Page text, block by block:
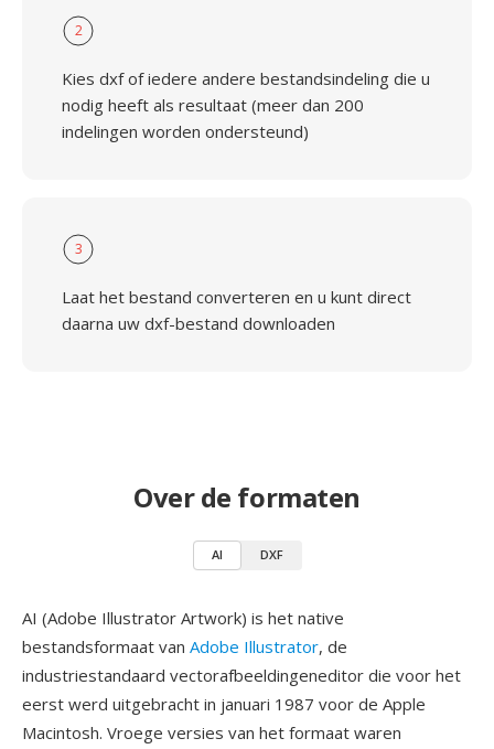
2
Kies dxf of iedere andere bestandsindeling die u
nodig heeft als resultaat (meer dan 200
indelingen worden ondersteund)
3
Laat het bestand converteren en u kunt direct
daarna uw dxf-bestand downloaden
Over de formaten
AI DXF
AI (Adobe Illustrator Artwork) is het native
bestandsformaat van Adobe Illustrator, de
industriestandaard vectorafbeeldingeneditor die voor het
eerst werd uitgebracht in januari 1987 voor de Apple
Macintosh. Vroege versies van het formaat waren